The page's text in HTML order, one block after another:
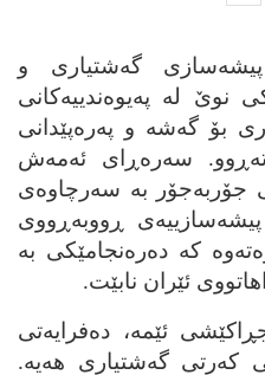
گه‌شتیاری و
نوێ له‌ په‌یوه‌ندییه‌کانی
بۆ گه‌شه‌ و په‌ره‌پێدانی
سه‌ره‌ڕای ئه‌مه‌ش
جۆربه‌جۆر به‌ سه‌رچاوه‌ی
ڕووبه‌ڕووی
که‌ ده‌ره‌نجامێکی به‌
ئێران نابێت.
ئێمه‌، ده‌فرایه‌تی
که‌رتی گه‌شتیاری هه‌یه‌.